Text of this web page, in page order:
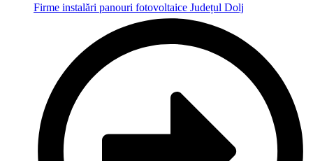
Firme instalări panouri fotovoltaice Județul Dolj